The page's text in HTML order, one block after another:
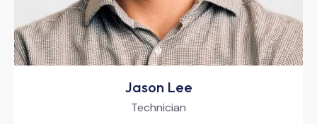
Jason Lee
Technician